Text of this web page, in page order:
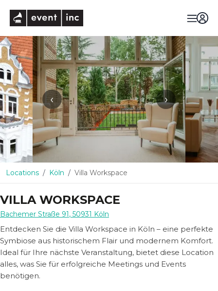
‹ ›
Locations Köln Villa Workspace
VILLA WORKSPACE
Bachemer Straße 91, 50931 Köln
Entdecken Sie die Villa Workspace in Köln – eine perfekte
Symbiose aus historischem Flair und modernem Komfort.
Ideal für Ihre nächste Veranstaltung, bietet diese Location
alles, was Sie für erfolgreiche Meetings und Events
benötigen.